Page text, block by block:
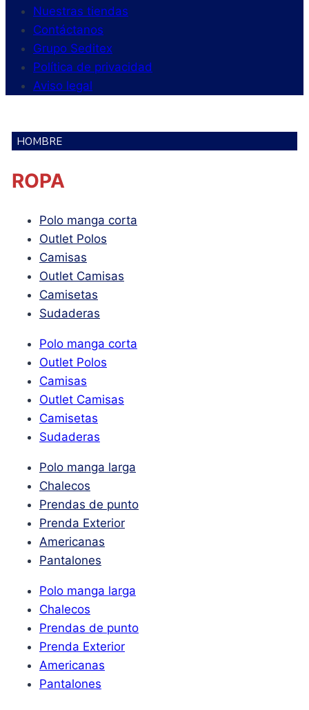
Nuestras tiendas
Contáctanos
Grupo Seditex
Política de privacidad
Aviso legal
HOMBRE
ROPA
Polo manga corta
Outlet Polos
Camisas
Outlet Camisas
Camisetas
Sudaderas
Polo manga corta
Outlet Polos
Camisas
Outlet Camisas
Camisetas
Sudaderas
Polo manga larga
Chalecos
Prendas de punto
Prenda Exterior
Americanas
Pantalones
Polo manga larga
Chalecos
Prendas de punto
Prenda Exterior
Americanas
Pantalones